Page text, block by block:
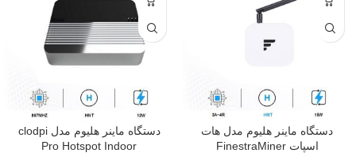
دستگاه ماینر هلیوم مدل هات
اسپات FinestraMiner
دستگاه ماینر هلیوم مدل clodpi
Pro Hotspot Indoor